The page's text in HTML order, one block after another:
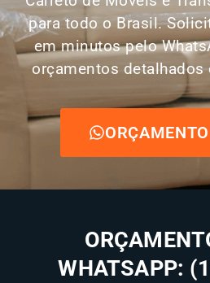
para todo o Brasil.
em minutos pelo
orçamentos detalhados
WHATSAPP: